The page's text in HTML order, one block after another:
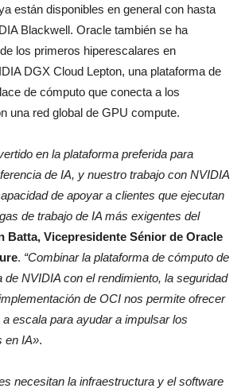
están disponibles en general con hasta
Blackwell. Oracle también se ha
los primeros hiperescalares en
DGX Cloud Lepton, una plataforma de
de cómputo que conecta a los
una red global de GPU compute.
en la plataforma preferida para
de IA, y nuestro trabajo con NVIDIA
de apoyar a clientes que ejecutan
de trabajo de IA más exigentes del
Batta, Vicepresidente Sénior de Oracle
. “Combinar la plataforma de cómputo de
de NVIDIA con el rendimiento, la seguridad
de OCI nos permite ofrecer
escala para ayudar a impulsar los
en IA».
necesitan la infraestructura y el software